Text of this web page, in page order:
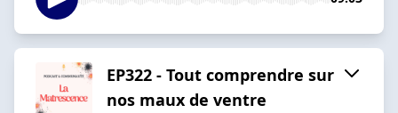
EP322 - Tout comprendre sur
nos maux de ventre